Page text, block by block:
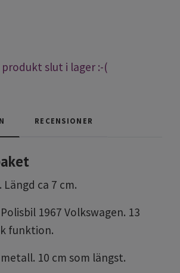
slut i lager :-(
RECENSIONER
ca 7 cm.
1967 Volkswagen. 13
funktion.
10 cm som längst.